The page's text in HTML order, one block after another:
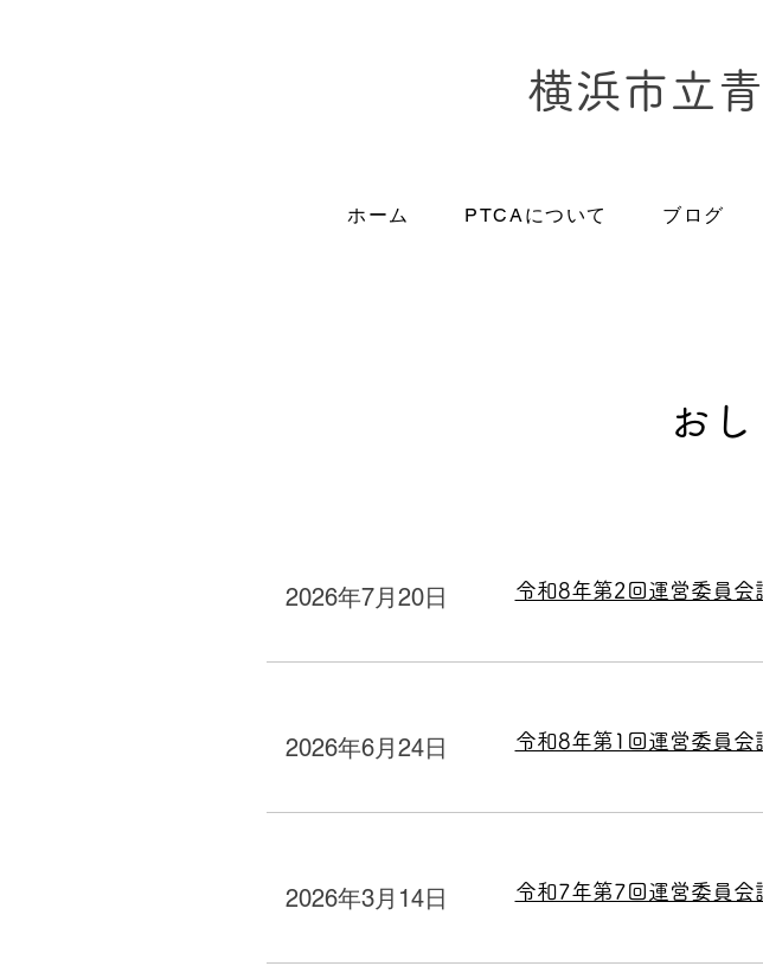
横浜市立
ホーム PTCAについて ブログ
お
2026年7月20日 令和8年第2回運営委員会
2026年6月24日 令和8年第1回運営委員会
2026年3月14日 令和7年第7回運営委員会